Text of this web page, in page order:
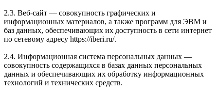
2.3. Веб-сайт — совокупность графических и
информационных материалов, а также программ для ЭВМ и
баз данных, обеспечивающих их доступность в сети интернет
по сетевому адресу https://iberi.ru/.
2.4. Информационная система персональных данных —
совокупность содержащихся в базах данных персональных
данных и обеспечивающих их обработку информационных
технологий и технических средств.